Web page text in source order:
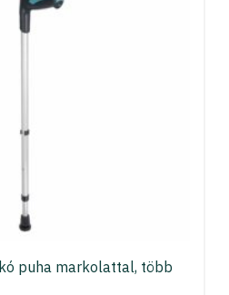
puha markolattal, több